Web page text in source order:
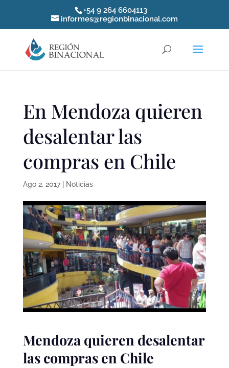
+54 9 264 6604113
informes@regionbinacional.com
En Mendoza quieren
desalentar las
compras en Chile
Ago 2, 2017| Noticias
Mendoza quieren desalentar
las compras en Chile